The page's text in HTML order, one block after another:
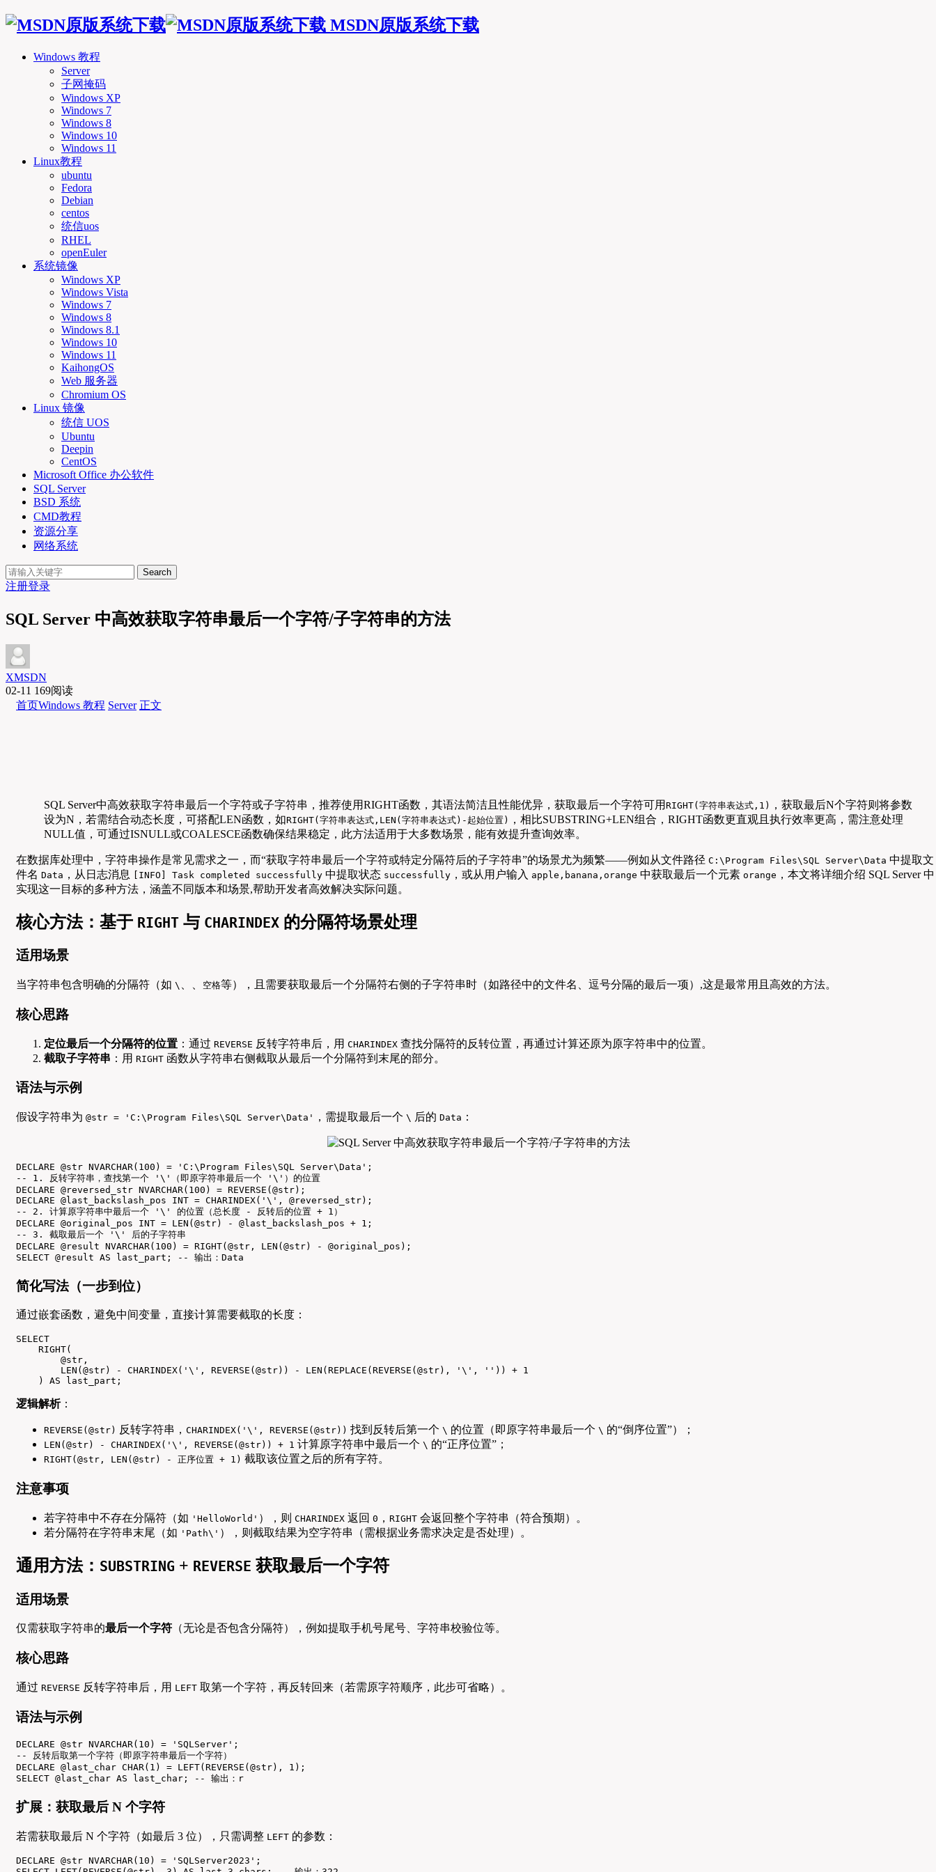
MSDN原版系统下载
Windows 教程
Server
子网掩码
Windows XP
Windows 7
Windows 8
Windows 10
Windows 11
Linux教程
ubuntu
Fedora
Debian
centos
统信uos
RHEL
openEuler
系统镜像
Windows XP
Windows Vista
Windows 7
Windows 8
Windows 8.1
Windows 10
Windows 11
KaihongOS
Web 服务器
Chromium OS
Linux 镜像
统信 UOS
Ubuntu
Deepin
CentOS
Microsoft Office 办公软件
SQL Server
BSD 系统
CMD教程
资源分享
网络系统
Search
注册登录
SQL Server 中高效获取字符串最后一个字符/子字符串的方法
XMSDN
02-11 169阅读
首页Windows 教程 Server 正文
SQL Server中高效获取字符串最后一个字符或子字符串，推荐使用RIGHT函数，其语法简洁且性能优异，获取最后一个字符可用 RIGHT(字符串表达式,1)
，获取最后N个字符则将参数
设为N，若需结合动态长度，可搭配LEN函数，如RIGHT(字符串表达式,LEN(字符串表达式)-起始位置)
，相比SUBSTRING+LEN组合，RIGHT函数更直观且执行效率更高，需注意处理
NULL值，可通过ISNULL或COALESCE函数确保结果稳定，此方法适用于大多数场景，能有效提升查询效率。
在数据库处理中，字符串操作是常见需求之一，而“获取字符串最后一个字符或特定分隔符后的子字符串”的场景尤为频繁——例如从文件路径 C:\Program Files\SQL Server\Data 中提取文
件名 Data ，从日志消息 [INFO] Task completed successfully 中提取状态 successfully ，或从用户输入 apple,banana,orange 中获取最后一个元素 orange ，本文将详细介绍 SQL Server 中
实现这一目标的多种方法，涵盖不同版本和场景,帮助开发者高效解决实际问题。
核心方法：基于 RIGHT 与 CHARINDEX 的分隔符场景处理
适用场景
当字符串包含明确的分隔符（如 \ 空格等），且需要获取最后一个分隔符右侧的子字符串时（如路径中的文件名、逗号分隔的最后一项）,这是最常用且高效的方法。
核心思路
定位最后一个分隔符的位置 ：通过 REVERSE 反转字符串后，用 CHARINDEX 查找分隔符的反转位置，再通过计算还原为原字符串中的位置。
截取子字符串 ：用 RIGHT 函数从字符串右侧截取从最后一个分隔符到末尾的部分。
语法与示例
假设字符串为 @str = 'C:\Program Files\SQL Server\Data' ，需提取最后一个 \ 后的 Data ：
DECLARE @str NVARCHAR(100) = 'C:\Program Files\SQL Server\Data';
-- 1. 反转字符串，查找第一个 '\'（即原字符串最后一个 '\'）的位置
DECLARE @reversed_str NVARCHAR(100) = REVERSE(@str);
DECLARE @last_backslash_pos INT = CHARINDEX('\', @reversed_str);
-- 2. 计算原字符串中最后一个 '\' 的位置（总长度 - 反转后的位置 + 1）
DECLARE @original_pos INT = LEN(@str) - @last_backslash_pos + 1;
-- 3. 截取最后一个 '\' 后的子字符串
DECLARE @result NVARCHAR(100) = RIGHT(@str, LEN(@str) - @original_pos);
SELECT @result AS last_part; -- 输出：Data
简化写法（一步到位）
通过嵌套函数，避免中间变量，直接计算需要截取的长度：
SELECT
    RIGHT(
        @str,
        LEN(@str) - CHARINDEX('\', REVERSE(@str)) - LEN(REPLACE(REVERSE(@str), '\', '')) + 1
    ) AS last_part;
逻辑解析：
REVERSE(@str) 反转字符串， CHARINDEX('\', REVERSE(@str)) 找到反转后第一个 \ 的位置（即原字符串最后一个 \ 的“倒序位置”）；
LEN(@str) - CHARINDEX('\', REVERSE(@str)) + 1 计算原字符串中最后一个 \ 的“正序位置”；
RIGHT(@str, LEN(@str) - 正序位置 + 1) 截取该位置之后的所有字符。
注意事项
若字符串中不存在分隔符（如 'HelloWorld' ），则 CHARINDEX 返回 0 ， RIGHT 会返回整个字符串（符合预期）。
若分隔符在字符串末尾（如 'Path\' ），则截取结果为空字符串（需根据业务需求决定是否处理）。
通用方法： SUBSTRING + REVERSE 获取最后一个字符
适用场景
仅需获取字符串的最后一个字符 （无论是否包含分隔符），例如提取手机号尾号、字符串校验位等。
核心思路
通过 REVERSE 反转字符串后，用 LEFT 取第一个字符，再反转回来（若需原字符顺序，此步可省略）。
语法与示例
DECLARE @str NVARCHAR(10) = 'SQLServer';
-- 反转后取第一个字符（即原字符串最后一个字符）
DECLARE @last_char CHAR(1) = LEFT(REVERSE(@str), 1);
SELECT @last_char AS last_char; -- 输出：r
扩展：获取最后 N 个字符
若需获取最后 N 个字符（如最后 3 位），只需调整 LEFT 的参数：
DECLARE @str NVARCHAR(10) = 'SQLServer2023';